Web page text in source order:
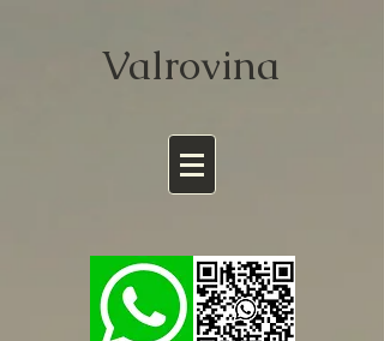
Valrovina